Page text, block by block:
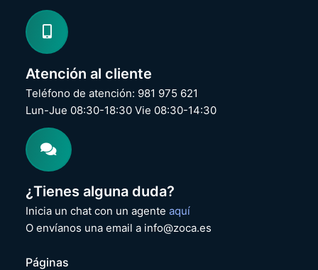
Atención al cliente
Teléfono de atención: 981 975 621
Lun-Jue 08:30-18:30 Vie 08:30-14:30
¿Tienes alguna duda?
Inicia un chat con un agenteaquí
O envíanos una email a info@zoca.es
Páginas